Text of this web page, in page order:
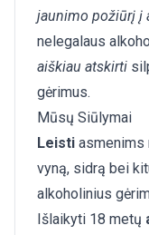
jaunimo požiūrį į
nelegalaus
aiškiau atskirti
gėrimus.
Mūsų Siūlymai
Leisti asmenims
vyną, sidrą bei
alkoholinius
Išlaikyti 18 metų